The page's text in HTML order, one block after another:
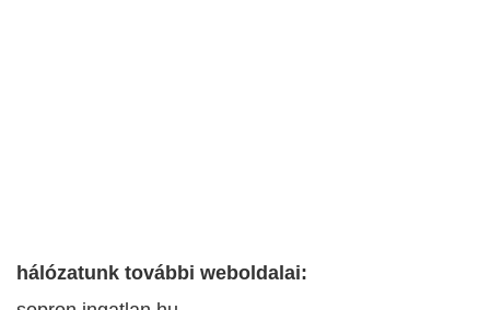
hálózatunk további weboldalai: